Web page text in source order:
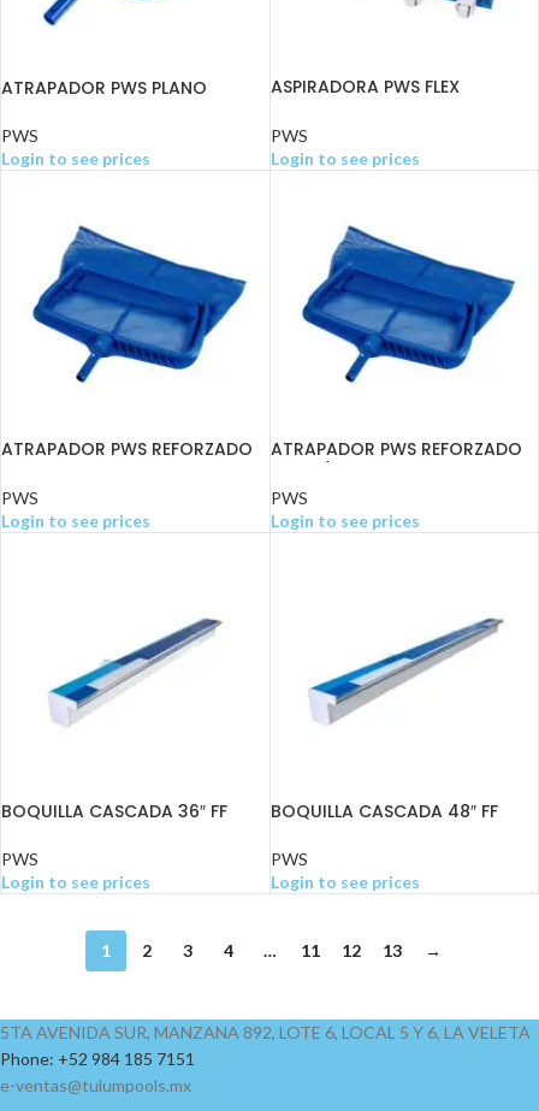
ASPIRADORA PWS FLEX
PWS
Login to see prices
ATRAPADOR PWS PLANO
PWS
Login to see prices
ATRAPADOR PWS REFORZADO
PWS
Login to see prices
ATRAPADOR PWS REFORZADO
PWS
Login to see prices
BOQUILLA CASCADA 36″ FF
PWS
Login to see prices
BOQUILLA CASCADA 48″ FF
PWS
Login to see prices
1 2 3 4 … 11 12 13 →
5TA AVENIDA SUR, MANZANA 892, LOTE 6, LOCAL 5 Y 6, LA VELETA
Phone: +52 984 185 7151
e-ventas@tulumpools.mx